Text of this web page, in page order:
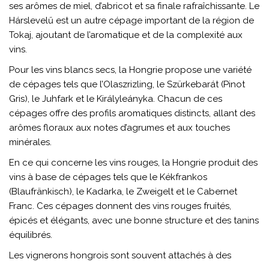
ses arômes de miel, d’abricot et sa finale rafraîchissante. Le
Hárslevelű est un autre cépage important de la région de
Tokaj, ajoutant de l’aromatique et de la complexité aux
vins.
Pour les vins blancs secs, la Hongrie propose une variété
de cépages tels que l’Olaszrizling, le Szürkebarát (Pinot
Gris), le Juhfark et le Királyleányka. Chacun de ces
cépages offre des profils aromatiques distincts, allant des
arômes floraux aux notes d’agrumes et aux touches
minérales.
En ce qui concerne les vins rouges, la Hongrie produit des
vins à base de cépages tels que le Kékfrankos
(Blaufränkisch), le Kadarka, le Zweigelt et le Cabernet
Franc. Ces cépages donnent des vins rouges fruités,
épicés et élégants, avec une bonne structure et des tanins
équilibrés.
Les vignerons hongrois sont souvent attachés à des